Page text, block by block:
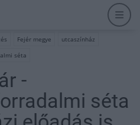
Fejér megye
utcaszínház
séta
-
séta